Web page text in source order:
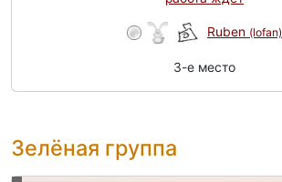
Ruben (lofan)
3-e место
Зелёная группа